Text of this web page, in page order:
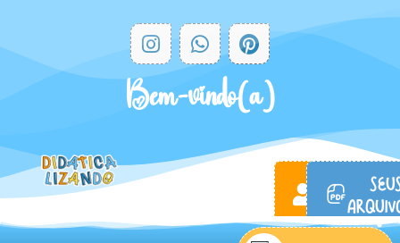
Bem-vindo(a)
ACESSAR
CONTA